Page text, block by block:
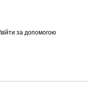
за допомогою